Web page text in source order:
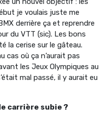
je voulais juste me
derrière ça et reprendre
du VTT (sic). Les bons
la cerise sur le gâteau.
cas où ça n’aurait pas
les Jeux Olympiques au
mal passé, il y aurait eu
carrière subie ?